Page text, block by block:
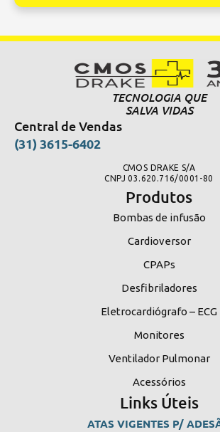
TECNOLOGIA QUE
SALVA VIDAS
Central de Vendas
(31) 3615-6402
CMOS DRAKE S/A
CNPJ 03.620.716/0001-80
Produtos
Bombas de infusão
Cardioversor
CPAPs
Desfibriladores
Eletrocardiógrafo – ECG
Monitores
Ventilador Pulmonar
Acessórios
Links Úteis
ATAS VIGENTES P/